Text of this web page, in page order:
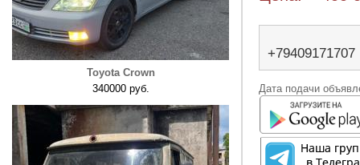
Toyota Crown
340000 руб.
+79409171707
Дата подачи